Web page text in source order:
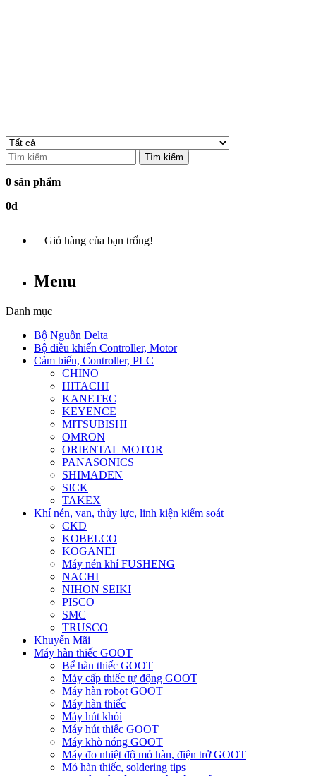
Tìm kiếm
0 sản phẩm
0đ
Giỏ hàng của bạn trống!
Menu
Danh mục
Bộ Nguồn Delta
Bộ điều khiển Controller, Motor
Cảm biến, Controller, PLC
CHINO
HITACHI
KANETEC
KEYENCE
MITSUBISHI
OMRON
ORIENTAL MOTOR
PANASONICS
SHIMADEN
SICK
TAKEX
Khí nén, van, thủy lực, linh kiện kiểm soát
CKD
KOBELCO
KOGANEI
Máy nén khí FUSHENG
NACHI
NIHON SEIKI
PISCO
SMC
TRUSCO
Khuyến Mãi
Máy hàn thiếc GOOT
Bể hàn thiếc GOOT
Máy cấp thiếc tự động GOOT
Máy hàn robot GOOT
Máy hàn thiếc
Máy hút khói
Máy hút thiếc GOOT
Máy khò nóng GOOT
Máy đo nhiệt độ mỏ hàn, điện trở GOOT
Mỏ hàn thiếc, soldering tips